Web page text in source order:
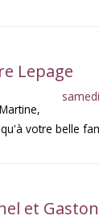
Lepage
votre belle
et